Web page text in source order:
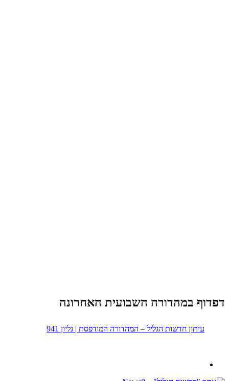
דפדוף במהדורה השבועית האחרונה
עיתון חדשות הגליל – המהדורה המודפסת | גליון 941